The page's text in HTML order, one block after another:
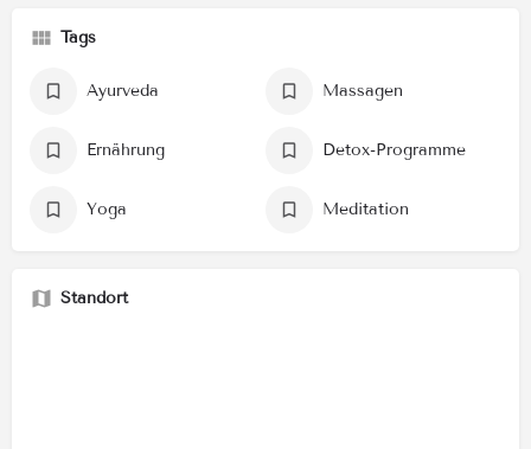
Tags
Ayurveda Massagen
Ernährung Detox-Programme
Yoga Meditation
Standort